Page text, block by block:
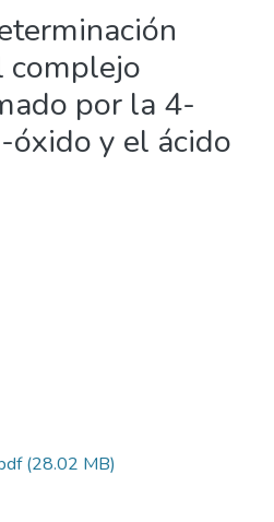
complejo
por la 4-
y el ácido
(28.02 MB)